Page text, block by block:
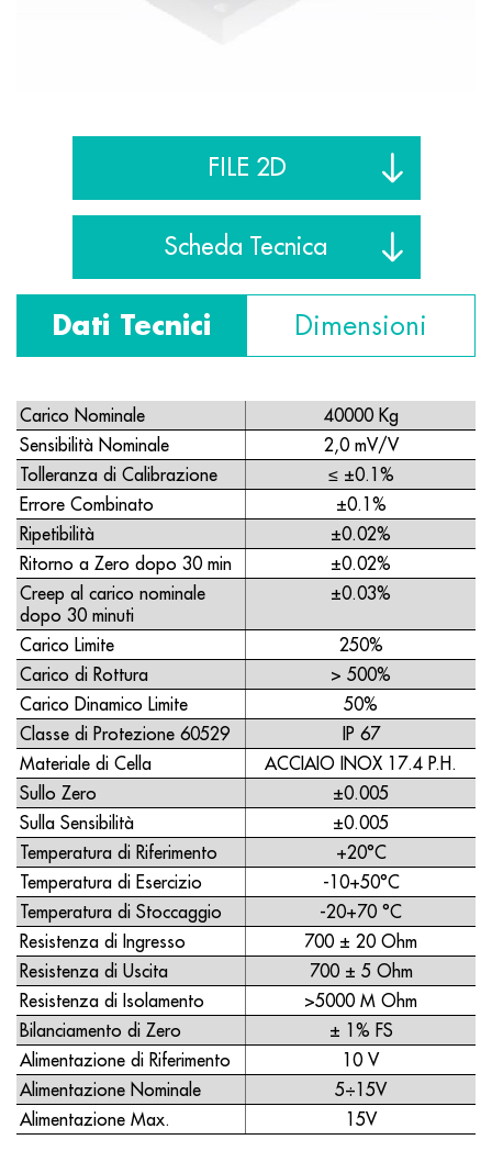
FILE 2D
Scheda Tecnica
Dati Tecnici Dimensioni
Carico Nominale
40000 Kg
Sensibilità Nominale
2,0 mV/V
Tolleranza di Calibrazione
≤ ±0.1%
Errore Combinato
±0.1%
Ripetibilità
±0.02%
Ritorno a Zero dopo 30 min
±0.02%
Creep al carico nominale
dopo 30 minuti
±0.03%
Carico Limite
250%
Carico di Rottura
> 500%
Carico Dinamico Limite
50%
Classe di Protezione 60529
IP 67
Materiale di Cella
ACCIAIO INOX 17.4 P.H.
Sullo Zero
±0.005
Sulla Sensibilità
±0.005
Temperatura di Riferimento
+20°C
Temperatura di Esercizio
-10+50°C
Temperatura di Stoccaggio
-20+70 °C
Resistenza di Ingresso
700 ± 20 Ohm
Resistenza di Uscita
700 ± 5 Ohm
Resistenza di Isolamento
>5000 M Ohm
Bilanciamento di Zero
± 1% FS
Alimentazione di Riferimento
10 V
Alimentazione Nominale
5÷15V
Alimentazione Max.
15V